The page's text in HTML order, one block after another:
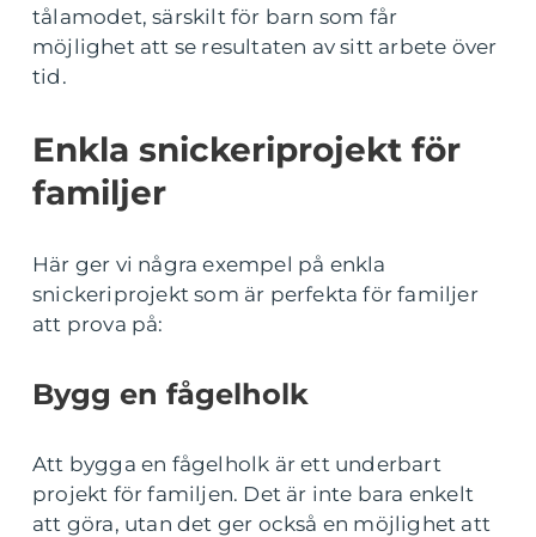
tålamodet, särskilt för barn som får
möjlighet att se resultaten av sitt arbete över
tid.
Enkla snickeriprojekt för
familjer
Här ger vi några exempel på enkla
snickeriprojekt som är perfekta för familjer
att prova på:
Bygg en fågelholk
Att bygga en fågelholk är ett underbart
projekt för familjen. Det är inte bara enkelt
att göra, utan det ger också en möjlighet att